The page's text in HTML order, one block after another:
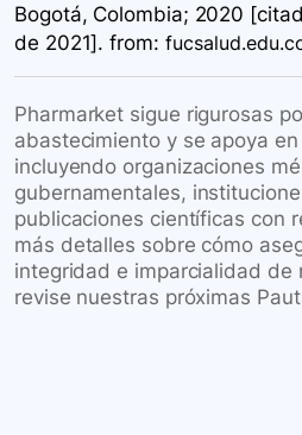
Bogotá, Colombia; 2020
de 2021]. from:
Pharmarket sigue rigurosas
abastecimiento y se apoya
incluyendo organizaciones
gubernamentales,
publicaciones científicas con
más detalles sobre cómo
integridad e imparcialidad de
revise nuestras próximas